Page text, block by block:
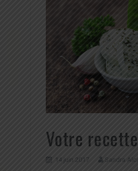
Votre
14 juin 2017 Sandra